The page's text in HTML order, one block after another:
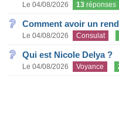
Le 04/08/2026 13 réponses
Comment avoir un
Le 04/08/2026 Consulat
Qui est Nicole Delya ?
Le 04/08/2026 Voyance